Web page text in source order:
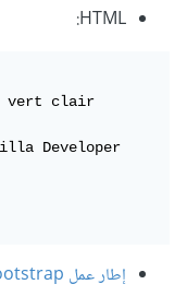
HTML:
vert clair
Developer
إطار عمل Bootstrap